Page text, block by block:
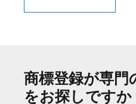
商標登録が専門
をお探しですか